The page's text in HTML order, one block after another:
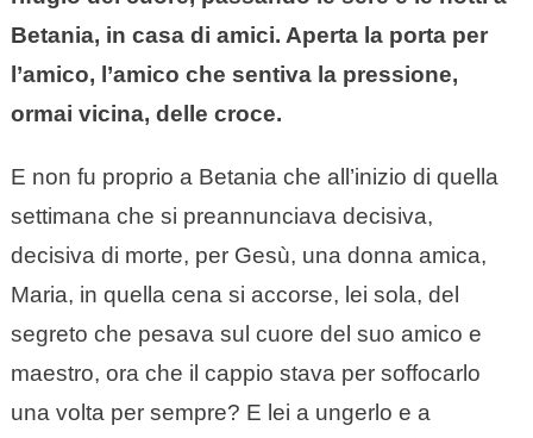
Betania, in casa di amici. Aperta la porta per
l’amico, l’amico che sentiva la pressione,
ormai vicina, delle croce.
E non fu proprio a Betania che all’inizio di quella
settimana che si preannunciava decisiva,
decisiva di morte, per Gesù, una donna amica,
Maria, in quella cena si accorse, lei sola, del
segreto che pesava sul cuore del suo amico e
maestro, ora che il cappio stava per soffocarlo
una volta per sempre? E lei a ungerlo e a